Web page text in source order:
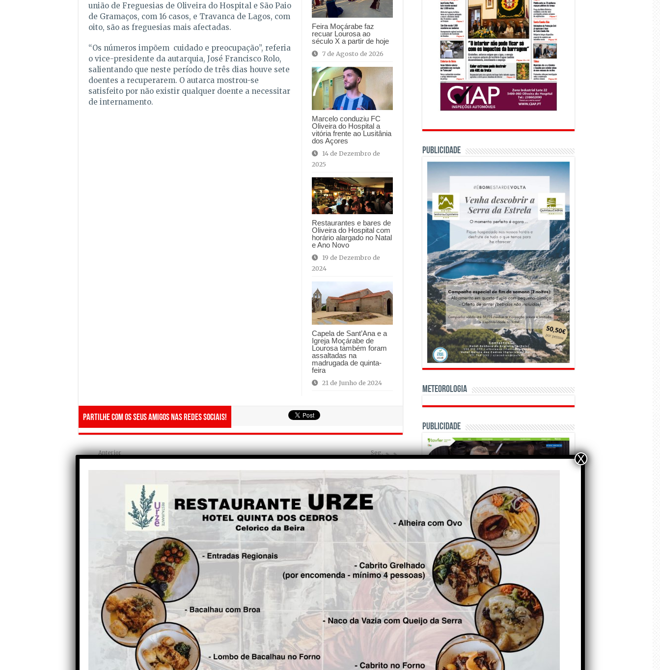
Feira Moçárabe faz
recuar Lourosa ao
século X a partir de hoje
7 de Agosto de 2026
Marcelo conduziu FC
Oliveira do Hospital a
vitória frente ao Lusitânia
dos Açores
14 de Dezembro de
2025
Restaurantes e bares de
Oliveira do Hospital com
horário alargado no Natal
e Ano Novo
19 de Dezembro de
2024
Capela de Sant’Ana e a
Igreja Moçárabe de
Lourosa também foram
assaltadas na
madrugada de quinta-
feira
21 de Junho de 2024
união de Freguesias de Oliveira do Hospital e São Paio
de Gramaços, com 16 casos, e Travanca de Lagos, com
oito, são as freguesias mais afectadas.
“Os números impõem cuidado e preocupação”, referia
o vice-presidente da autarquia, José Francisco Rolo,
salientando que neste período de três dias houve sete
doentes a recuperarem. O autarca mostrou-se
satisfeito por não existir qualquer doente a necessitar
de internamento.
Partilhe com os seus amigos nas redes sociais!
Anterior
Sporting ofereceu 500
cadeiras ao CF “Os
Vilanovenses”, de Vila Nova
de Tazem, concelho de
Seg.
“Os tabuenses não devem ter
medo de mudar”
PUBLICIDADE
Meteorologia
Publicidade
OPINIÃO E CRÓNICAS
Matraquilhos… Autor:
Fernando Roldão
6 de Agosto de 2026
A marca Sporting em
todo o mundo está a
crescer atrás de
Ronaldo. Autor: Paulo
Freitas do Amaral
5 de Agosto de 2026
Falso crescimento…
Autor: Nuno Pereira
X